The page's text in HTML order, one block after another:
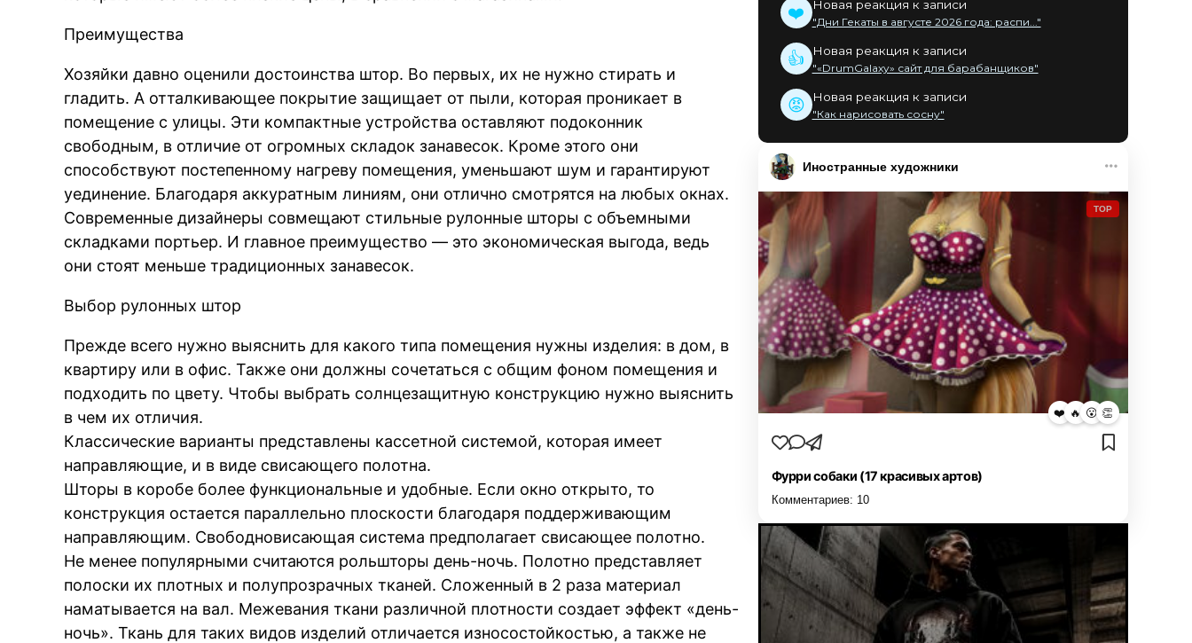
Преимущества
Хозяйки давно оценили достоинства штор. Во первых, их не нужно стирать и
гладить. А отталкивающее покрытие защищает от пыли, которая проникает в
помещение с улицы. Эти компактные устройства оставляют подоконник
свободным, в отличие от огромных складок занавесок. Кроме этого они
способствуют постепенному нагреву помещения, уменьшают шум и гарантируют
уединение. Благодаря аккуратным линиям, они отлично смотрятся на любых окнах.
Современные дизайнеры совмещают стильные рулонные шторы с объемными
складками портьер. И главное преимущество — это экономическая выгода, ведь
они стоят меньше традиционных занавесок.
Выбор рулонных штор
Прежде всего нужно выяснить для какого типа помещения нужны изделия: в дом, в
квартиру или в офис. Также они должны сочетаться с общим фоном помещения и
подходить по цвету. Чтобы выбрать солнцезащитную конструкцию нужно выяснить
в чем их отличия.
Классические варианты представлены кассетной системой, которая имеет
направляющие, и в виде свисающего полотна.
Шторы в коробе более функциональные и удобные. Если окно открыто, то
конструкция остается параллельно плоскости благодаря поддерживающим
направляющим. Свободновисающая система предполагает свисающее полотно.
Не менее популярными считаются рольшторы день-ночь. Полотно представляет
полоски их плотных и полупрозрачных тканей. Сложенный в 2 раза материал
наматывается на вал. Межевания ткани различной плотности создает эффект «день-
ночь». Ткань для таких видов изделий отличается износостойкостью, а также не
❤️ Новая реакция к записи
"Дни Гекаты в августе 2026 года: распи..."
👍 Новая реакция к записи
"«DrumGalaxy» сайт для барабанщиков"
😡 Новая реакция к записи
"Как нарисовать сосну"
Иностранные художники
TOP
❤️ 🔥 😮 👏
Фурри собаки (17 красивых артов)
Комментариев: 10